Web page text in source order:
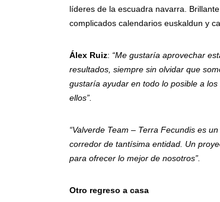
líderes de la escuadra navarra.
complicados calendarios euskaldun y
Álex Ruiz: “Me gustaría aprovechar
resultados, siempre sin olvidar que
gustaría ayudar en todo lo posible a
ellos”.
“Valverde Team – Terra Fecundis es
corredor de tantísima entidad. Un
para ofrecer lo mejor de nosotros”.
Otro regreso a casa